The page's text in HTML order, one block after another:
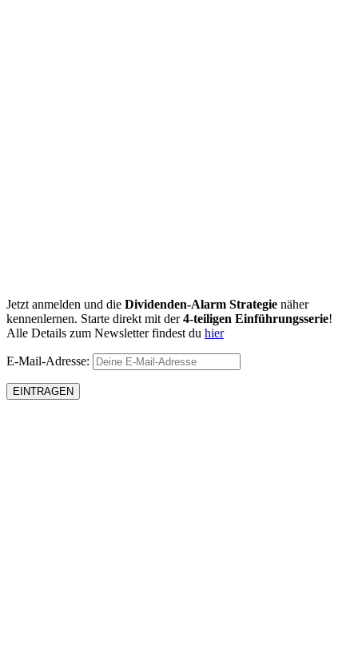
Jetzt anmelden und die Dividenden-Alarm Strategie näher
kennenlernen. Starte direkt mit der4-teiligen Einführungsserie!
Alle Details zum Newsletter findest du hier
E-Mail-Adresse: